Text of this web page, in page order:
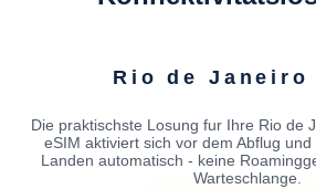
Rio de Janeiro
Die praktischste Losung fur Ihre Rio de
eSIM aktiviert sich vor dem Abflug
Landen automatisch - keine
Warteschlange.